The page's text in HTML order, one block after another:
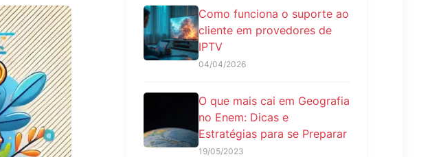
Como funciona o suporte ao
cliente em provedores de
IPTV
04/04/2026
O que mais cai em Geografia
no Enem: Dicas e
Estratégias para se Preparar
19/05/2023